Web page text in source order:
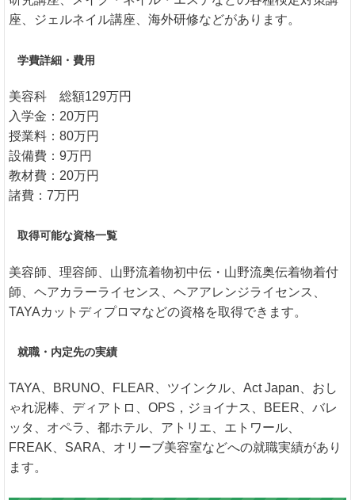
座、ジェルネイル講座、海外研修などがあります。
学費詳細・費用
美容科 総額129万円
入学金：20万円
授業料：80万円
設備費：9万円
教材費：20万円
諸費：7万円
取得可能な資格一覧
美容師、理容師、山野流着物初中伝・山野流奥伝着物着付
師、ヘアカラーライセンス、ヘアアレンジライセンス、
TAYAカットディプロマなどの資格を取得できます。
就職・内定先の実績
TAYA、BRUNO、FLEAR、ツインクル、Act Japan、おし
ゃれ泥棒、ディアトロ、OPS，ジョイナス、BEER、バレ
ッタ、オペラ、都ホテル、アトリエ、エトワール、
FREAK、SARA、オリーブ美容室などへの就職実績があり
ます。